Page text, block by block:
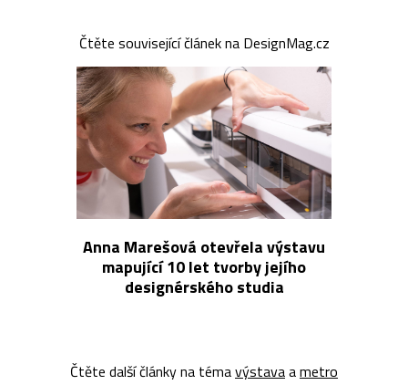
Čtěte související článek na DesignMag.cz
Anna Marešová otevřela výstavu
mapující 10 let tvorby jejího
designérského studia
Čtěte další články na témavýstavaametro